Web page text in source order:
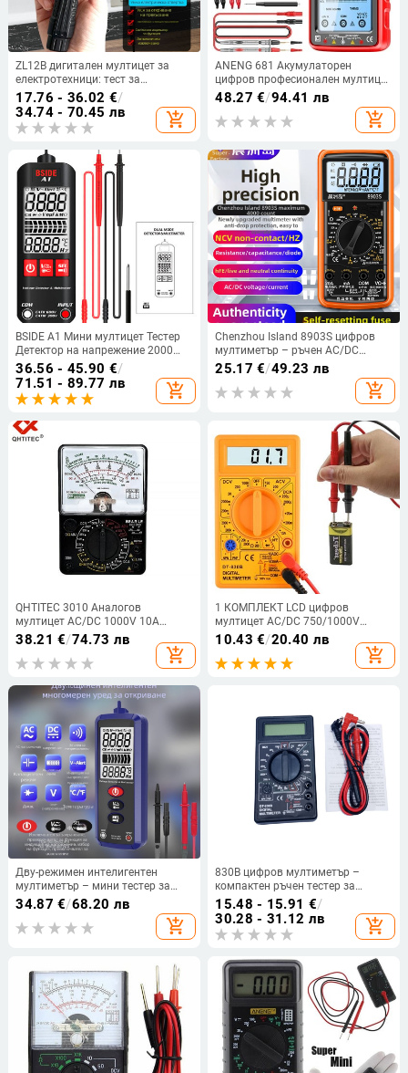
ZL12B дигитален мултицет за
електротехници: тест за
непрекъсваемост и проверка на
нула и фаза, интелигентен
дисплей, тестова писалка,
многофункционален универсален
измервател
17.76 - 36.02 €/
34.74 - 70.45 лв
add_shopping_cart
ANENG 681 Акумулаторен
цифров професионален мултицет
Безконтактен тестер за
напрежение AC/DC Измервател
на напрежение LCD екран Тестер
48.27 €/94.41 лв
add_shopping_cart
BSIDE A1 Мини мултицет Тестер
Детектор на напрежение 2000
отброявания DC/AC напрежение
NCV Непрекъснатост Проверете
кабела под напрежение True RMS
Meter
36.56 - 45.90 €/
71.51 - 89.77 лв
add_shopping_cart
Chenzhou Island 8903S цифров
мултиметър – ръчен AC/DC
волтметър, висока прецизност,
защита срещу изгаряне,
измерване на капацитет и DC/AC
ток, професионална употреба
25.17 €/49.23 лв
add_shopping_cart
QHTITEC 3010 Аналогов
мултицет AC/DC 1000V 10A
Волтметър Измерватели на ток
Тестер за съпротивление
Инструменти за електротехник
38.21 €/74.73 лв
add_shopping_cart
1 КОМПЛЕКТ LCD цифров
мултицет AC/DC 750/1000V
цифров мини мултицет сонда за
волтметър амперметър ом
тестер метър напрежение ток
10.43 €/20.40 лв
add_shopping_cart
Дву-режимен интелигентен
мултиметър – мини тестер за
напрежение, многофункционален,
защита срещу прегаряне,
автоматичен цифров измервател
34.87 €/68.20 лв
add_shopping_cart
830B цифров мултиметър –
компактен ръчен тестер за
електрически измервания
15.48 - 15.91 €/
30.28 - 31.12 лв
add_shopping_cart